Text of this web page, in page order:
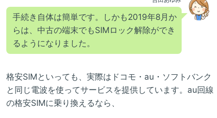
手続き自体は簡単です。しかも2019年8月か
らは、中古の端末でもSIMロック解除ができ
るようになりました。
格安SIMといっても、実際はドコモ・au・ソフトバンク
と同じ電波を使ってサービスを提供しています。au回線
の格安SIMに乗り換えるなら、